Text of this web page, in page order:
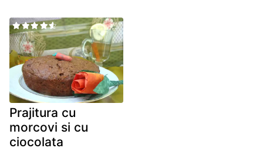
Prajitura cu
morcovi si cu
ciocolata